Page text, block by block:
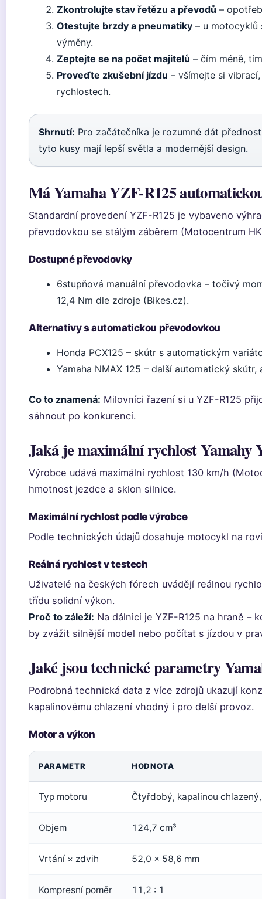
Zkontrolujte stav řetězu a převodů –
Otestujte brzdy a pneumatiky – u motocyklů
výměny.
Zeptejte se na počet majitelů – čím méně,
Proveďte zkušební jízdu – všímejte si
rychlostech.
Shrnutí: Pro začátečníka je rozumné dát
tyto kusy mají lepší světla a modernější design.
Má Yamaha YZF-R125
Standardní provedení YZF-R125 je vybaveno
převodovkou se stálým záběrem (Motocentrum
Dostupné převodovky
6stupňová manuální převodovka – točivý
12,4 Nm dle zdroje (Bikes.cz).
Alternativy s automatickou převodovkou
Honda PCX125 – skútr s automatickým
Yamaha NMAX 125 – další automatický
Co to znamená: Milovníci řazení si u YZF-R125
sáhnout po konkurenci.
Jaká je maximální rychlost Yamahy
Výrobce udává maximální rychlost 130 km/h
hmotnost jezdce a sklon silnice.
Maximální rychlost podle výrobce
Podle technických údajů dosahuje motocykl na
Reálná rychlost v testech
Uživatelé na českých fórech uvádějí reálnou
třídu solidní výkon.
Proč to záleží: Na dálnici je YZF-R125 na hraně –
by zvážit silnější model nebo počítat s jízdou v
Jaké jsou technické parametry
Podrobná technická data z více zdrojů ukazují
kapalinovému chlazení vhodný i pro delší provoz.
Motor a výkon
PARAMETR HODNOTA
Typ motoru Čtyřdobý, kapalinou
Objem 124,7 cm³
Vrtání × zdvih 52,0 × 58,6 mm
Kompresní poměr 11,2 : 1